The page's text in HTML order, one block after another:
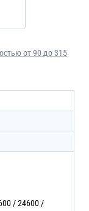
от 90 до 315
/ 24600 /